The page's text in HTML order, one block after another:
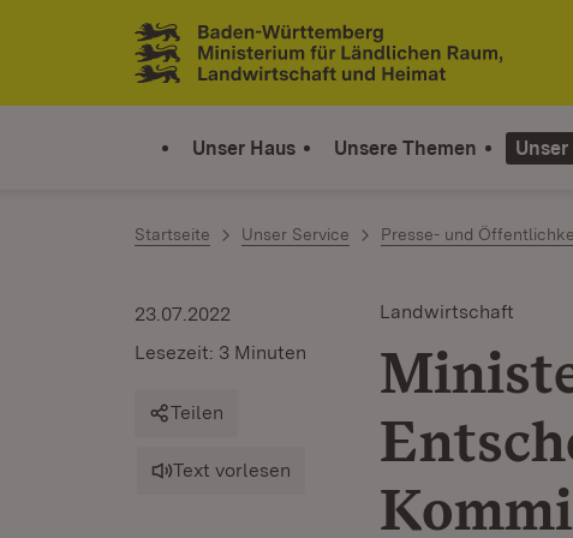
Zum Inhalt springen
Link zur Startseite
Unser Haus Unsere Themen
Startseite Unser Service Presse- und
Landwirtschaft
23.07.2022
Lesezeit: 3 Minuten
Teilen
Text vorlesen